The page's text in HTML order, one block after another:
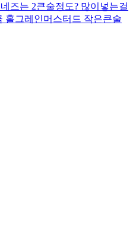
즈는 2큰술정도? 많이넣는걸
홀그레인머스터드 작은큰술